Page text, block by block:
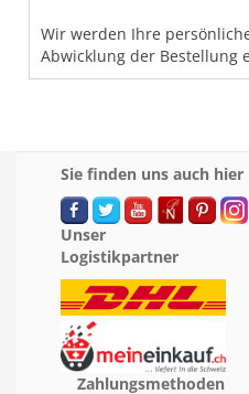
Wir werden Ihre
Abwicklung der Bestellung
Sie finden uns auch hier
Unser
Logistikpartner
Zahlungsmethoden